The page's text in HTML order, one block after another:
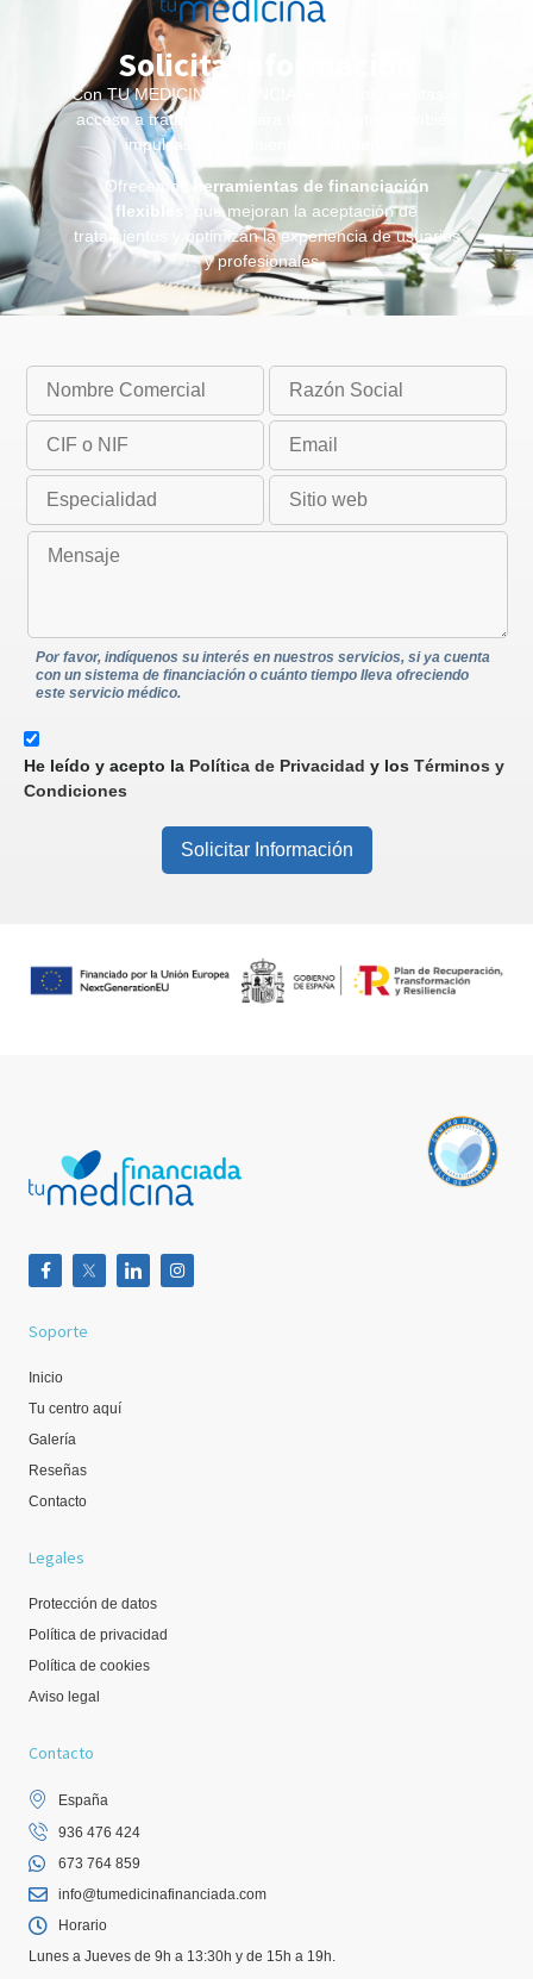
Solicita información
Con TU MEDICINA FINANCIADA, no solo facilitas el
acceso a tratamientos para tus pacientes, también
impulsas el crecimiento de
Ofrecemosherramientas de financiación
flexibles
, que mejoran la aceptación de
tratamientos y optimizan la experiencia de usuarios
y profesionales.
Por favor, indíquenos su interés en nuestros servicios, si ya cuenta
con un sistema de financiación o cuánto tiempo lleva ofreciendo
este servicio médico.
He leído y acepto la Política de Privacidad y los Términos y
Condiciones
Solicitar Información
Soporte
Inicio
Tu centro aquí
Galería
Reseñas
Contacto
Legales
Protección de datos
Política de privacidad
Política de cookies
Aviso legal
Contacto
España
936 476 424
673 764 859
info@tumedicinafinanciada.com
Horario
Lunes a Jueves de 9h a 13:30h y de 15h a 19h.